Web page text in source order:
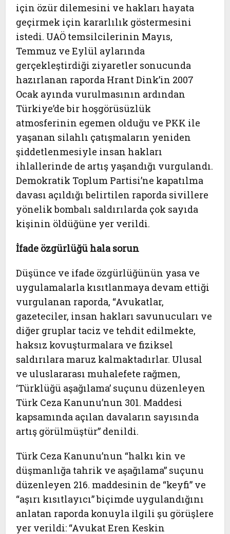
için özür dilemesini ve hakları hayata
geçirmek için kararlılık göstermesini
istedi. UAÖ temsilcilerinin Mayıs,
Temmuz ve Eylül aylarında
gerçekleştirdiği ziyaretler sonucunda
hazırlanan raporda Hrant Dink’in 2007
Ocak ayında vurulmasının ardından
Türkiye’de bir hoşgörüsüzlük
atmosferinin egemen olduğu ve PKK ile
yaşanan silahlı çatışmaların yeniden
şiddetlenmesiyle insan hakları
ihlallerinde de artış yaşandığı vurgulandı.
Demokratik Toplum Partisi’ne kapatılma
davası açıldığı belirtilen raporda sivillere
yönelik bombalı saldırılarda çok sayıda
kişinin öldüğüne yer verildi.
İfade özgürlüğü hala sorun
Düşünce ve ifade özgürlüğünün yasa ve
uygulamalarla kısıtlanmaya devam ettiği
vurgulanan raporda, “Avukatlar,
gazeteciler, insan hakları savunucuları ve
diğer gruplar taciz ve tehdit edilmekte,
haksız kovuşturmalara ve fiziksel
saldırılara maruz kalmaktadırlar. Ulusal
ve uluslararası muhalefete rağmen,
‘Türklüğü aşağılama’ suçunu düzenleyen
Türk Ceza Kanunu’nun 301. Maddesi
kapsamında açılan davaların sayısında
artış görülmüştür” denildi.
Türk Ceza Kanunu’nun “halkı kin ve
düşmanlığa tahrik ve aşağılama” suçunu
düzenleyen 216. maddesinin de “keyfi” ve
“aşırı kısıtlayıcı” biçimde uygulandığını
anlatan raporda konuyla ilgili şu görüşlere
yer verildi: “Avukat Eren Keskin